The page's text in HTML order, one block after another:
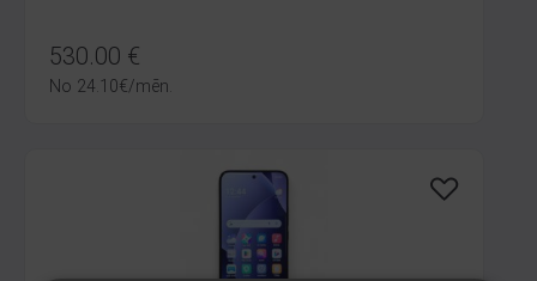
530.00 €
No 24.10€/mēn.